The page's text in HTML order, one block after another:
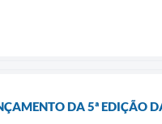
DA 5ª EDIÇÃO